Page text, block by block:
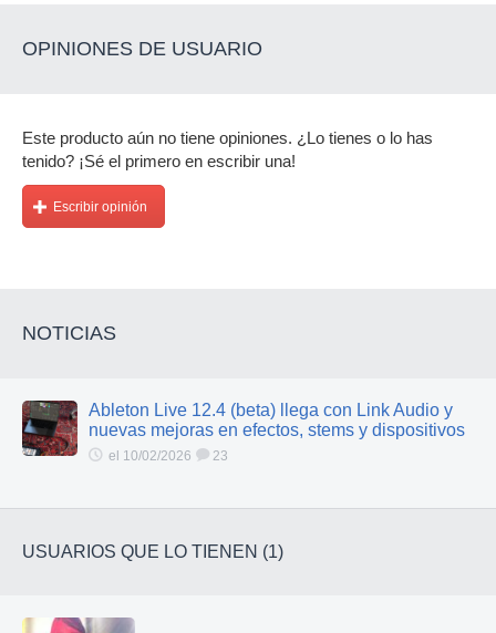
OPINIONES DE USUARIO
Este producto aún no tiene opiniones. ¿Lo tienes o lo has
tenido? ¡Sé el primero en escribir una!
Escribir opinión
NOTICIAS
Ableton Live 12.4 (beta) llega con Link Audio y
nuevas mejoras en efectos, stems y dispositivos
el 10/02/2026 23
USUARIOS QUE LO TIENEN (1)